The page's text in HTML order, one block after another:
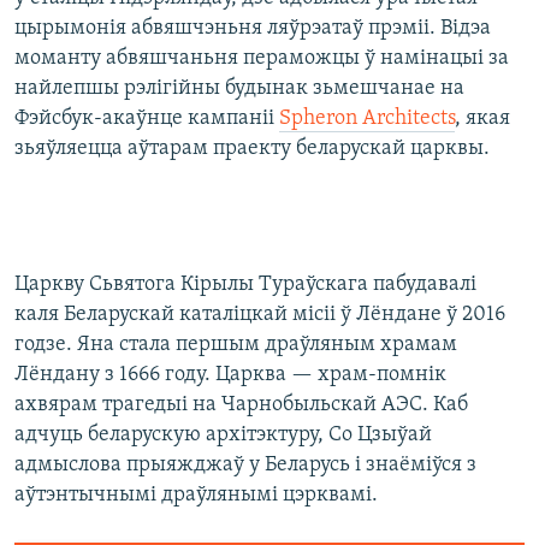
цырымонія абвяшчэньня ляўрэатаў прэміі. Відэа
моманту абвяшчаньня пераможцы ў намінацыі за
найлепшы рэлігійны будынак зьмешчанае на
Фэйсбук-акаўнце кампаніі Spheron Architects, якая
зьяўляецца аўтарам праекту беларускай царквы.
Царкву Сьвятога Кірылы Тураўскага пабудавалі
каля Беларускай каталіцкай місіі ў Лёндане ў 2016
годзе. Яна стала першым драўляным храмам
Лёндану з 1666 году. Царква — храм-помнік
ахвярам трагедыі на Чарнобыльскай АЭС. Каб
адчуць беларускую архітэктуру, Со Цзыўай
адмыслова прыяжджаў у Беларусь і знаёміўся з
аўтэнтычнымі драўлянымі цэрквамі.